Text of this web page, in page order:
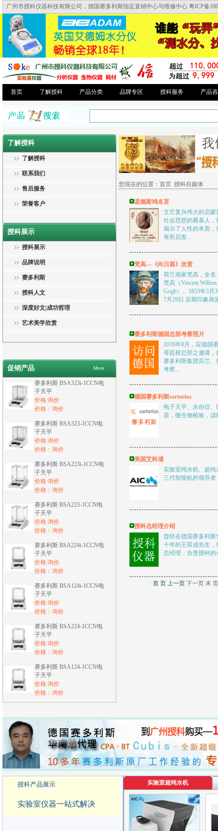
广州市授科仪器科技有限公司，德国赛多利斯指定直销中心与维修中心 粤ICP备
首页 了解授科 产品分类 品牌专区 授科服务 产品
了解授科
了解授科
联系我们
售后服务
荣誉客户
授科展示
授科展示
品牌说明
赛多利斯
授科人文
深度好文|成功哲理
艺术美学欣赏
促销产品 More
赛多利斯 BSA323i-1CCN电
子天平
价格:询价
价格：询价
赛多利斯 BSA323-1CCN电
子天平
价格:询价
价格：询价
赛多利斯 BSA223i-1CCN电
子天平
价格:询价
价格：询价
赛多利斯 BSA223-1CCN电
子天平
价格:询价
价格：询价
赛多利斯 BSA224i-1CCN电
子天平
价格:询价
价格：询价
赛多利斯 BSA124i-1CCN电
子天平
价格:询价
价格：询价
赛多利斯 BSA224-1CCN电
子天平
价格:询价
价格：询价
赛多利斯 BSA124-1CCN电
子天平
价格:询价
价格：询价
您现在的位置：首页 :授科自媒体
孟德斯鸠名言
文艺复兴伟大的启蒙
社会思想的奠基人，
揭示了人性的本质，
有所启发...
梵高—《向日葵》欣赏
荷兰画家梵高，全名
梵高（Vincent Willem
Gogh）。1853年3月
7月29日 后期印象画
赛多利斯德国总部考察照片
2016年8月，应德国
哥廷根总部之邀请，
赛多利斯集团芬兰、
考察...
德国赛多利斯sartorius
电子天平、水份仪、
器，微生物检验，滤
美国艾科浦
实验室纯水机、超纯
三代智能机的领导者
授科总经理介绍
曾经在德国赛多利斯
十年的王双成先生，
总经理，负责授科的
首 页 上一页 下一页 末 页
授科产品展示
实验室仪器一站式解决
实验室超纯水机